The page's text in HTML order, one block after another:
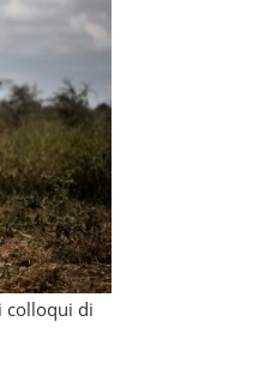
colloqui di